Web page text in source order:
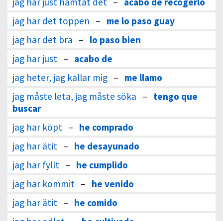
jag har det toppen – me lo paso guay
jag har det bra – lo paso bien
jag har just – acabo de
jag heter, jag kallar mig – me llamo
jag måste leta, jag måste söka – tengo que
buscar
jag har köpt – he comprado
jag har ätit – he desayunado
jag har fyllt – he cumplido
jag har kommit – he venido
jag har ätit – he comido